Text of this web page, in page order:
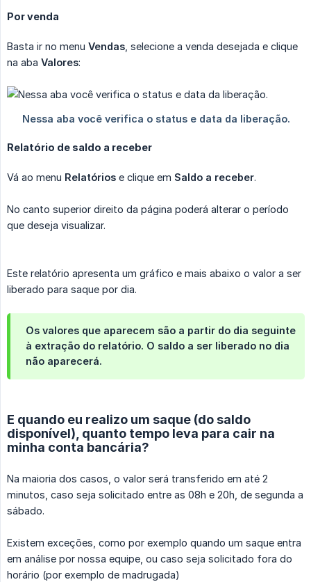
Por venda
Basta ir no menu Vendas , selecione a venda desejada e clique
na aba Valores:
Relatório de saldo a receber
Vá ao menu Relatórios e clique em Saldo a receber.
No canto superior direito da página poderá alterar o período
que deseja visualizar.
Este relatório apresenta um gráfico e mais abaixo o valor a ser
liberado para saque por dia.
Os valores que aparecem são a partir do dia seguinte
à extração do relatório. O saldo a ser liberado no dia
não aparecerá.
E quando eu realizo um saque (do saldo
disponível), quanto tempo leva para cair na
minha conta bancária?
Na maioria dos casos, o valor será transferido em até 2
minutos, caso seja solicitado entre as 08h e 20h, de segunda a
sábado.
Existem exceções, como por exemplo quando um saque entra
em análise por nossa equipe, ou caso seja solicitado fora do
horário (por exemplo de madrugada)